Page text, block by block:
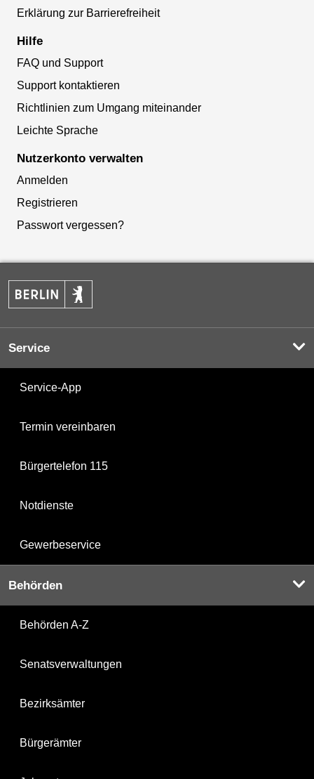
Erklärung zur Barrierefreiheit
Hilfe
FAQ und Support
Support kontaktieren
Richtlinien zum Umgang miteinander
Leichte Sprache
Nutzerkonto verwalten
Anmelden
Registrieren
Passwort vergessen?
Service
Service-App
Termin vereinbaren
Bürgertelefon 115
Notdienste
Gewerbeservice
Behörden
Behörden A-Z
Senatsverwaltungen
Bezirksämter
Bürgerämter